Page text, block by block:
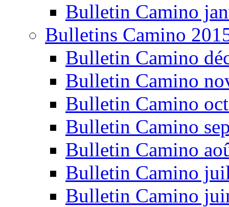
Bulletin Camino
Bulletins Camino
Bulletin Camino
Bulletin Camino
Bulletin Camino
Bulletin Camino
Bulletin Camino
Bulletin Camino
Bulletin Camino